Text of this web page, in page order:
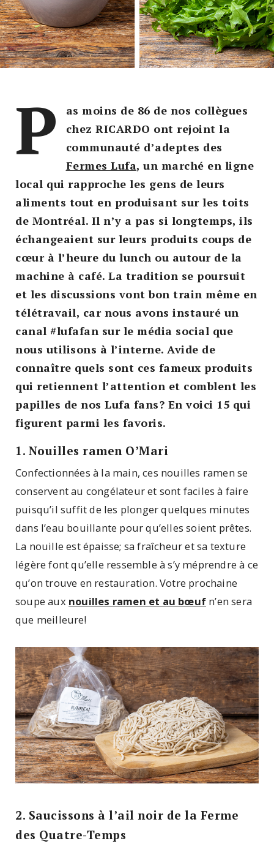
P
as moins de 86 de nos collègues
chez RICARDO ont rejoint la
communauté d’adeptes des
Fermes Lufa, un marché en ligne
local qui rapproche les gens de leurs
aliments tout en produisant sur les toits
de Montréal. Il n’y a pas si longtemps, ils
échangeaient sur leurs produits coups de
cœur à l’heure du lunch ou autour de la
machine à café. La tradition se poursuit
et les discussions vont bon train même en
télétravail, car nous avons instauré un
canal #lufafan sur le média social que
nous utilisons à l’interne. Avide de
connaître quels sont ces fameux produits
qui retiennent l’attention et comblent les
papilles de nos Lufa fans? En voici 15 qui
figurent parmi les favoris.
1. Nouilles ramen O’Mari
Confectionnées à la main, ces nouilles ramen se
conservent au congélateur et sont faciles à faire
puisqu’il suffit de les plonger quelques minutes
dans l’eau bouillante pour qu’elles soient prêtes.
La nouille est épaisse; sa fraîcheur et sa texture
légère font qu’elle ressemble à s’y méprendre à ce
qu’on trouve en restauration. Votre prochaine
soupe aux nouilles ramen et au bœuf n’en sera
que meilleure!
2. Saucissons à l’ail noir de la Ferme
des Quatre-Temps